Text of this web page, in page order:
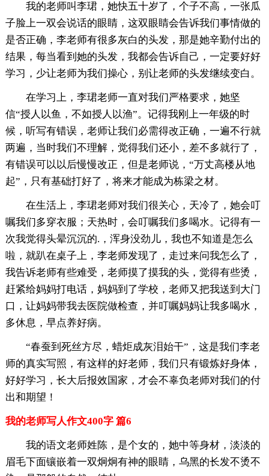
我的老师叫李珺，她快五十岁了，个子不高，一张瓜
子脸上一双会说话的眼睛，这双眼睛会告诉我们事情做的
是否正确，李老师有很多灰白的头发，那是她辛勤付出的
结果，每当看到她的头发，我都会告诉自己，一定要好好
学习，少让老师为我们操心，别让老师的头发继续变白。
在学习上，李珺老师一直对我们严格要求，她坚
信“授人以鱼，不如授人以渔”。记得我刚上一年级的时
候，听写有错误，老师让我们必需得改正确，一遍不行就
两遍，当时我们不理解，觉得我们还小，差不多就行了，
有错误可以以后慢慢改正，但是老师说，“万丈高楼从地
起”，只有基础打好了，将来才能成为栋梁之材。
在生活上，李珺老师对我们很关心，天冷了，她会叮
嘱我们多穿衣服；天热时，会叮嘱我们多喝水。记得有一
次我觉得头晕沉沉的.，浑身没劲儿，我也不知道是怎么
啦，就趴在桌子上，李老师发现了，走过来问我怎么了，
我告诉老师有些难受，老师摸了摸我的头，觉得有些烫，
赶紧给妈妈打电话，妈妈到了学校，老师又把我送到大门
口，让妈妈带我去医院做检查，并叮嘱妈妈让我多喝水，
多休息，早点养好病。
“春蚕到死丝方尽，蜡炬成灰泪始干”，这是我们李老
师的真实写照，有这样的好老师，我们只有锻炼好身体，
好好学习，长大后报效国家，才会不辜负老师对我们的付
出和期望！
我的老师写人作文400字 篇6
我的语文老师姓陈，是个女的，她中等身材，淡淡的
眉毛下面镶嵌着一双炯炯有神的眼睛，乌黑的长发不烫不